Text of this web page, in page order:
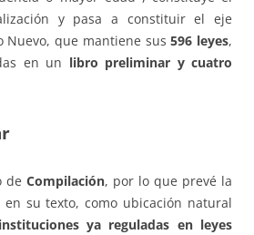
y pasa a constituir el eje
Nuevo, que mantiene sus 596 leyes,
en un libro preliminar y cuatro
de Compilación, por lo que prevé la
en su texto, como ubicación natural
instituciones ya reguladas en leyes